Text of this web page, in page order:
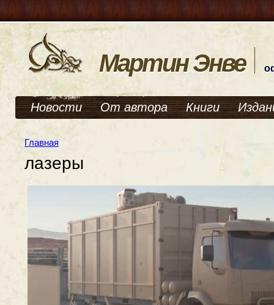
Мартин Энве
Новости От автора Книги
Главная
лазеры